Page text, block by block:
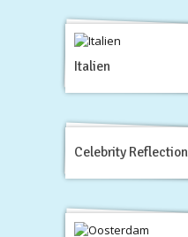
Italien
Celebrity Reflection